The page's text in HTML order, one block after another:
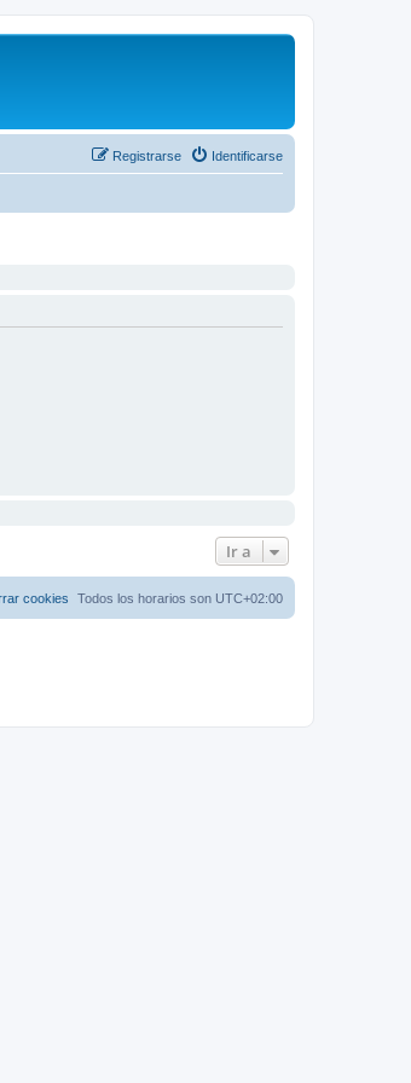
Identificarse
Registrarse
Ir a
Todos los horarios son UTC+02:00
cookies